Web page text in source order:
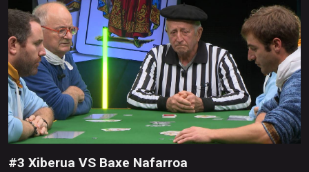
#3 Xiberua VS Baxe Nafarroa